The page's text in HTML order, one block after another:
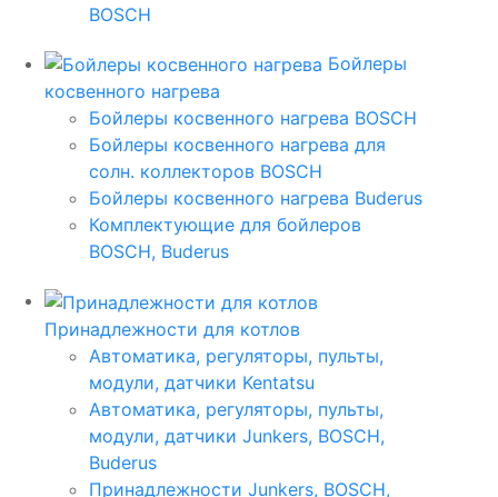
BOSCH
Бойлеры
косвенного нагрева
Бойлеры косвенного нагрева BOSCH
Бойлеры косвенного нагрева для
солн. коллекторов BOSCH
Бойлеры косвенного нагрева Buderus
Комплектующие для бойлеров
BOSCH, Buderus
Принадлежности для котлов
Автоматика, регуляторы, пульты,
модули, датчики Kentatsu
Автоматика, регуляторы, пульты,
модули, датчики Junkers, BOSCH,
Buderus
Принадлежности Junkers, BOSCH,